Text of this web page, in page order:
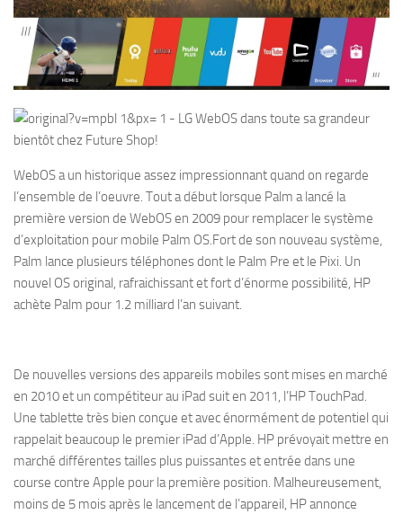
WebOS a un historique assez impressionnant quand on regarde
l’ensemble de l’oeuvre. Tout a début lorsque Palm a lancé la
première version de WebOS en 2009 pour remplacer le système
d’exploitation pour mobile Palm OS.Fort de son nouveau système,
Palm lance plusieurs téléphones dont le Palm Pre et le Pixi. Un
nouvel OS original, rafraichissant et fort d’énorme possibilité, HP
achète Palm pour 1.2 milliard l’an suivant.
De nouvelles versions des appareils mobiles sont mises en marché
en 2010 et un compétiteur au iPad suit en 2011, l’HP TouchPad.
Une tablette très bien conçue et avec énormément de potentiel qui
rappelait beaucoup le premier iPad d’Apple. HP prévoyait mettre en
marché différentes tailles plus puissantes et entrée dans une
course contre Apple pour la première position. Malheureusement,
moins de 5 mois après le lancement de l’appareil, HP annonce